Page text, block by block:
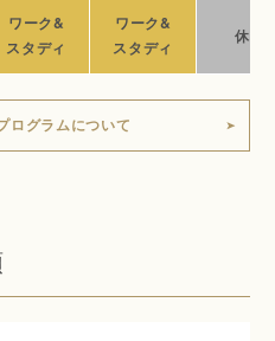
ワーク&
スタディ
ワーク&
スタディ
休み
ログラムについて